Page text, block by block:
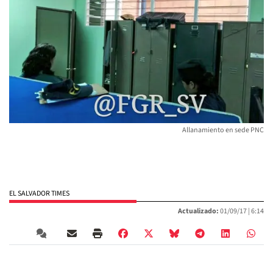
Allanamiento en sede PNC
EL SALVADOR TIMES
Actualizado:01/09/17 |6:14